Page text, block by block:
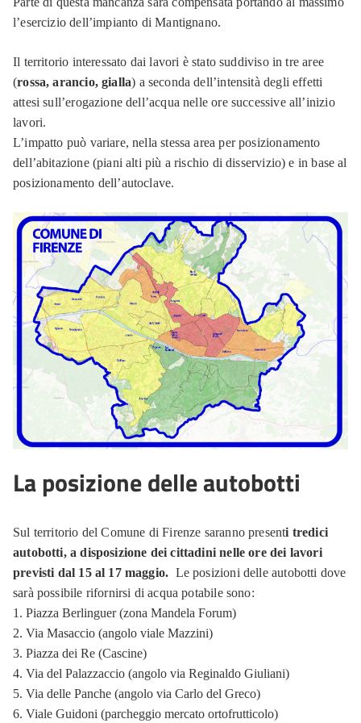
l’esercizio dell’impianto di Mantignano.
Il territorio interessato dai lavori è stato suddiviso in tre aree
(rossa, arancio, gialla) a seconda dell’intensità degli effetti
attesi sull’erogazione dell’acqua nelle ore successive all’inizio
lavori.
L’impatto può variare, nella stessa area per posizionamento
dell’abitazione (piani alti più a rischio di disservizio) e in base al
posizionamento dell’autoclave.
La posizione delle autobotti
Sul territorio del Comune di Firenze saranno presenti tredici
autobotti, a disposizione dei cittadini nelle ore dei lavori
previsti dal 15 al 17 maggio. Le posizioni delle autobotti dove
sarà possibile rifornirsi di acqua potabile sono:
Piazza Berlinguer (zona Mandela Forum)
Via Masaccio (angolo viale Mazzini)
Piazza dei Re (Cascine)
Via del Palazzaccio (angolo via Reginaldo Giuliani)
Via delle Panche (angolo via Carlo del Greco)
Viale Guidoni (parcheggio mercato ortofrutticolo)